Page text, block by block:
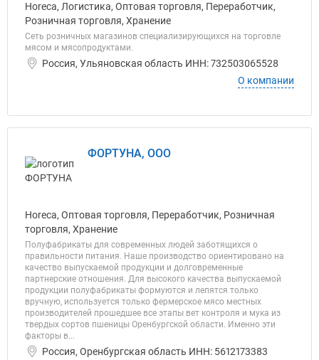
Horeca, Логистика, Оптовая торговля, Переработчик,
Розничная торговля, Хранение
Сеть розничных магазинов специализирующихся на торговле
мясом и мясопродуктами.
Россия, Ульяновская область ИНН: 732503065528
О компании
ФОРТУНА, ООО
Horeca, Оптовая торговля, Переработчик, Розничная
торговля, Хранение
Полуфабрикаты для современных людей заботящихся о
правильности питания. Наше производство ориентировано на
качество выпускаемой продукции и долговременные
партнерские отношения. Для высокого качества выпускаемой
продукции полуфабрикаты формуются и лепятся только
вручную, используется только фермерское мясо местных
производителей прошедшее все этапы вет контроля и мука из
твердых сортов пшеницы Оренбургской области. Именно эти
факторы в...
Россия, Оренбургская область ИНН: 5612173383